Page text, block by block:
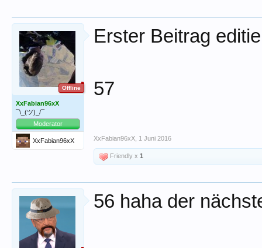
Offline
XxFabian96xX
¯\_(ツ)_/¯
Moderator
XxFabian96xX
Erster Beitrag
57
XxFabian96xX 1 Juni 2016
Friendly x 1
56 haha der